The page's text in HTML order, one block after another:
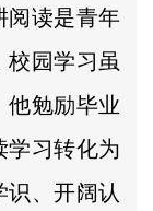
阅读是青年
校园学习虽
他勉励毕业
学习转化为
、开阔认